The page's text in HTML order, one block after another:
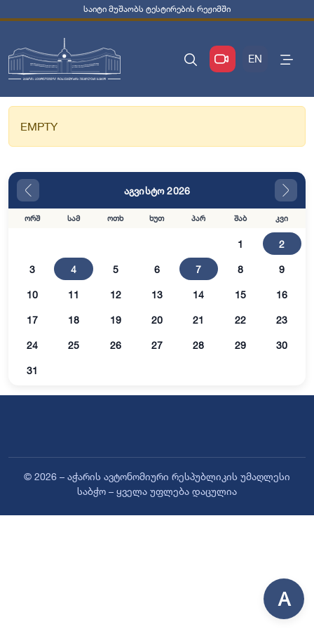
საიტი მუშაობს ტესტირების რეჟიმში
EN
EMPTY
აგვისტო 2026
ორშ სამ ოთხ ხუთ პარ შაბ კვი
1 2
3 4 5 6 7 8 9
10 11 12 13 14 15 16
17 18 19 20 21 22 23
24 25 26 27 28 29 30
31
© 2026 – აჭარის ავტონომიური რესპუბლიკის უმაღლესი
საბჭო – ყველა უფლება დაცულია
A